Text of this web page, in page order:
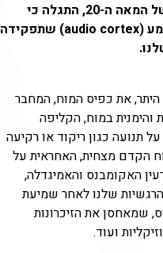
עם התפתחותם של אמצעים מתקדמים להדמיות של המוח, בשנות התשעים של המאה ה-20, התגלה כי
הקשבה למוזיקה מעוררת ומפעילה חלקים רבים במוח, ולא רק את קליפת השמע (audio cortex) שתפקידה
היתר, את כפיס המוח, המחבר
במוח, הקליפה
תנועה כגון ריקוד או רקיעה
הקדם מצחית, האחראית על
האקומבנס והאמיגדלה,
שלנו לאחר שמיעת
שמאחסן את הזיכרונות
ועוד.